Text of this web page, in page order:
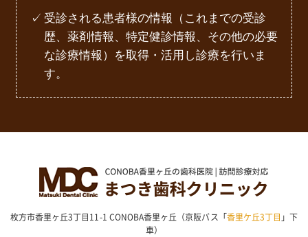
受診される患者様の情報（これまでの受診
歴、薬剤情報、特定健診情報、その他の必要
な診療情報）を取得・活用し診療を行いま
す。
枚方市香里ヶ丘3丁目11-1 CONOBA香里ヶ丘（京阪バス「香里ケ丘3丁目 」下
車）